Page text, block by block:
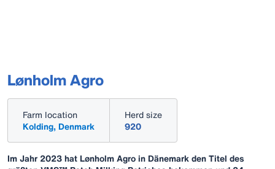
Lønholm Agro
Farm location
Kolding, Denmark
Herd size
920
Im Jahr 2023 hat Lønholm Agro in Dänemark den Titel des